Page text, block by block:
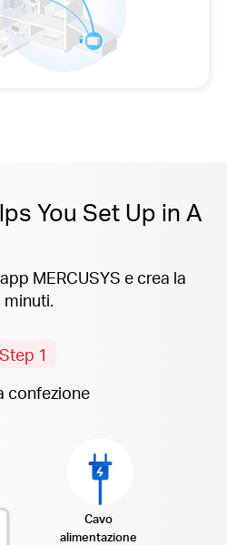
You Set Up in A
MERCUSYS e crea la
Step 1
confezione
Cavo
alimentazione